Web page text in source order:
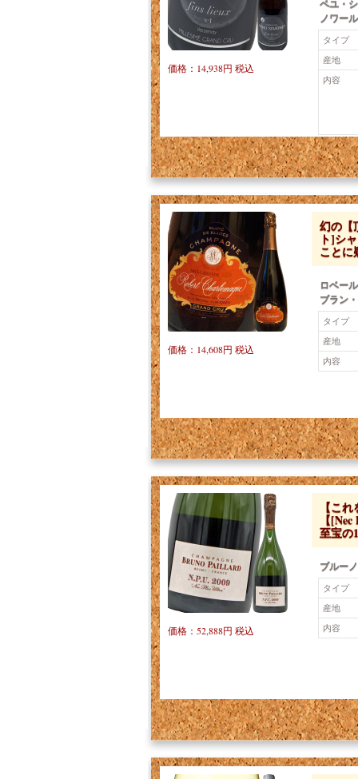
ペユ・
ノワー
タイプ
産地
内容
価格：14,938円 税込
幻の【
ト]シ
こと
ロベー
ブラン
タイプ
産地
内容
価格：14,608円 税込
【こ
【
至宝の
ブルー
タイプ
産地
内容
価格：52,888円 税込